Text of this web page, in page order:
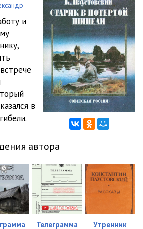
и
в
автора
Телеграмма Утренник